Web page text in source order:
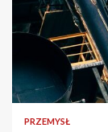
PRZEMYSŁ